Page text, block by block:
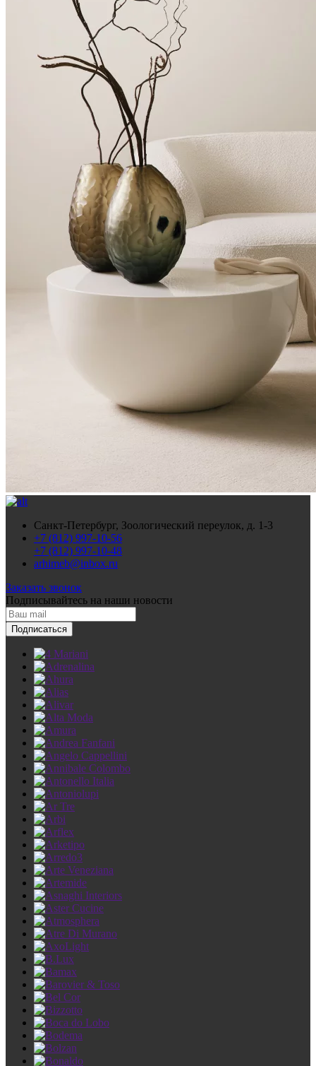
Санкт-Петербург, Зоологический переулок, д. 1-3
+7 (812) 997-10-56
+7 (812) 997-10-48
arhimeb@inbox.ru
Заказать звонок
Подписывайтесь на наши новости